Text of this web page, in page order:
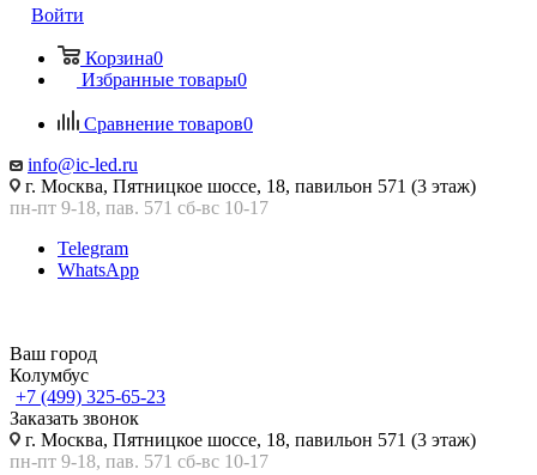
Войти
Корзина0
Избранные товары0
Сравнение товаров0
info@ic-led.ru
г. Москва, Пятницкое шоссе, 18, павильон 571 (3 этаж)
пн-пт 9-18, пав. 571 сб-вс 10-17
Telegram
WhatsApp
Ваш город
Колумбус
+7 (499) 325-65-23
Заказать звонок
г. Москва, Пятницкое шоссе, 18, павильон 571 (3 этаж)
пн-пт 9-18, пав. 571 сб-вс 10-17